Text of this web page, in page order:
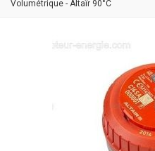
Volumétrique - Altaïr 90°C